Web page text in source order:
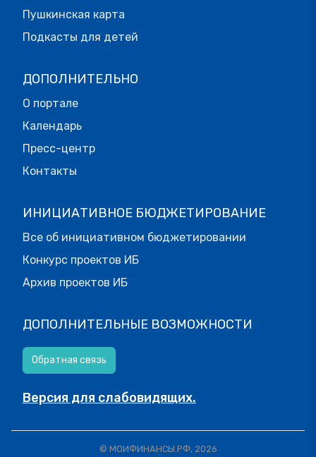
Пушкинская карта
Подкасты для детей
ДОПОЛНИТЕЛЬНО
О портале
Календарь
Пресс-центр
Контакты
ИНИЦИАТИВНОЕ БЮДЖЕТИРОВАНИЕ
Все об инициативном бюджетировании
Конкурс проектов ИБ
Архив проектов ИБ
ДОПОЛНИТЕЛЬНЫЕ ВОЗМОЖНОСТИ
Обратная связь
Версия для слабовидящих.
© МОИФИНАНСЫ.РФ, 2026